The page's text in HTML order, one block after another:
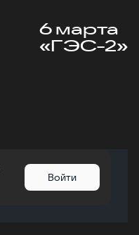
6 марта
«ГЭС-2»
Войти